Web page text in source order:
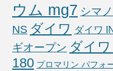
ウム mg7 シマ
NS ダイワ ダイワ
ギオープン ダイ
180 プロマリン パフォ